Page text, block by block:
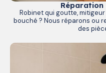
Robinet qui goutte,
bouché ? Nous réparons ou
des